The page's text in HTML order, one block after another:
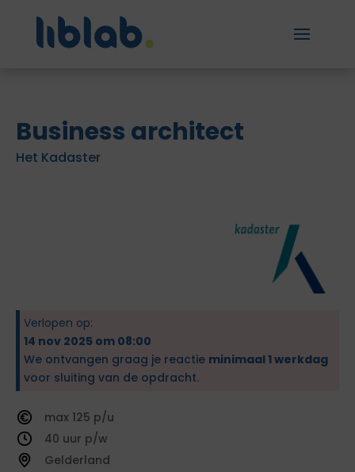
Business architect
Het Kadaster
Verlopen op:
14 nov 2025 om 08:00
We ontvangen graag je reactie minimaal 1 werkdag
voor sluiting van de opdracht.
125
40
Gelderland